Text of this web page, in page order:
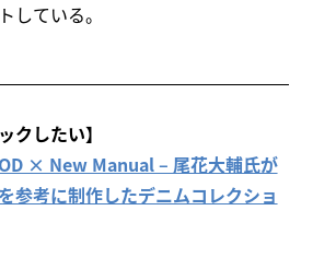
している。
クしたい】
× New Manual – 尾花大輔氏が
参考に制作したデニムコレクショ